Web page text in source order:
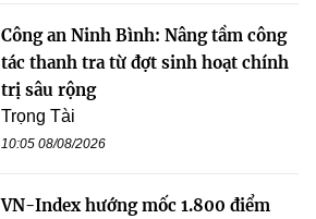
Công an Ninh Bình: Nâng tầm công
tác thanh tra từ đợt sinh hoạt chính
trị sâu rộng
Trọng Tài
10:05 08/08/2026
VN-Index hướng mốc 1.800 điểm